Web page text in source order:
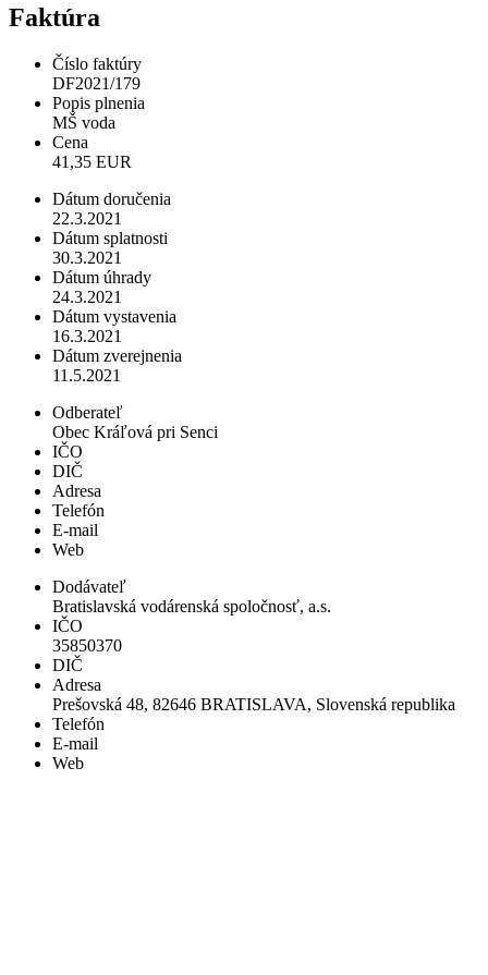
Faktúra
Číslo faktúry
DF2021/179
Popis plnenia
MŠ voda
Cena
41,35 EUR
Dátum doručenia
22.3.2021
Dátum splatnosti
30.3.2021
Dátum úhrady
24.3.2021
Dátum vystavenia
16.3.2021
Dátum zverejnenia
11.5.2021
Odberateľ
Obec Kráľová pri Senci
IČO
DIČ
Adresa
Telefón
E-mail
Web
Dodávateľ
Bratislavská vodárenská spoločnosť, a.s.
IČO
35850370
DIČ
Adresa
Prešovská 48, 82646 BRATISLAVA, Slovenská republika
Telefón
E-mail
Web